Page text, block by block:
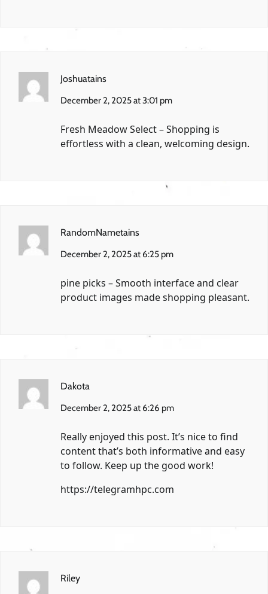
Joshuatains
December 2, 2025 at 3:01 pm
Fresh Meadow Select– Shopping is
effortless with a clean, welcoming design.
RandomNametains
December 2, 2025 at 6:25 pm
pine picks – Smooth interface and clear
product images made shopping pleasant.
Dakota
December 2, 2025 at 6:26 pm
Really enjoyed this post. It’s nice to find
content that’s both informative and easy
to follow. Keep up the good work!
https://telegramhpc.com
Riley